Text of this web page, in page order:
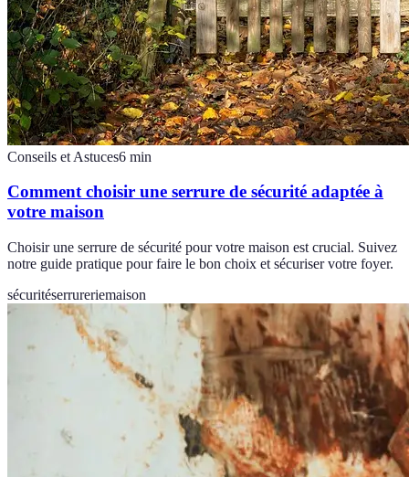
Conseils et Astuces6 min
Comment choisir une serrure de sécurité adaptée à
votre maison
Choisir une serrure de sécurité pour votre maison est crucial. Suivez
notre guide pratique pour faire le bon choix et sécuriser votre foyer.
sécuritéserrureriemaison